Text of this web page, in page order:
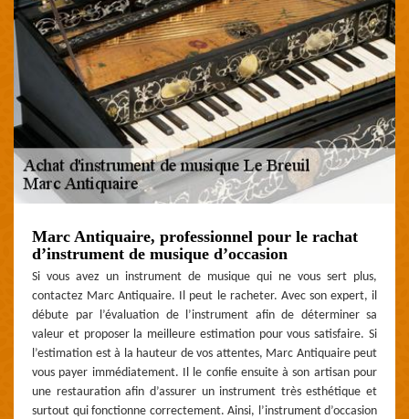
Marc Antiquaire, professionnel pour le rachat
d’instrument de musique d’occasion
Si vous avez un instrument de musique qui ne vous sert plus,
contactez Marc Antiquaire. Il peut le racheter. Avec son expert, il
débute par l’évaluation de l’instrument afin de déterminer sa
valeur et proposer la meilleure estimation pour vous satisfaire. Si
l’estimation est à la hauteur de vos attentes, Marc Antiquaire peut
vous payer immédiatement. Il le confie ensuite à son artisan pour
une restauration afin d’assurer un instrument très esthétique et
surtout qui fonctionne correctement. Ainsi, l’instrument d’occasion